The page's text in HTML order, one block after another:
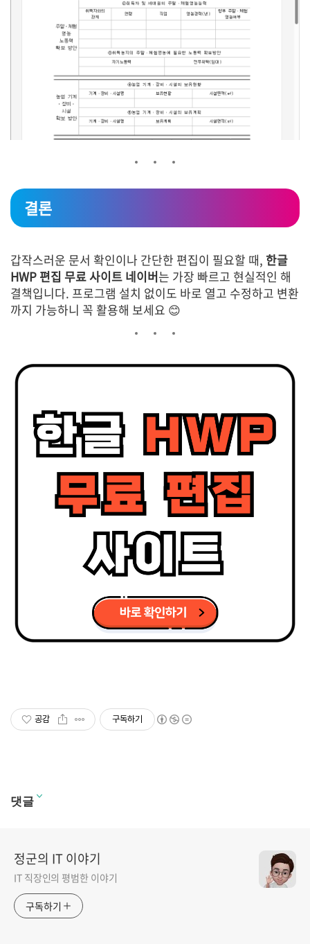
결론
갑작스러운 문서 확인이나 간단한 편집이 필요할 때, 한글
HWP 편집 무료 사이트 네이버는 가장 빠르고 현실적인 해
결책입니다. 프로그램 설치 없이도 바로 열고 수정하고 변환
까지 가능하니 꼭 활용해 보세요 😊
공감 구독하기
댓글
정군의 IT 이야기
IT 직장인의 평범한 이야기
구독하기